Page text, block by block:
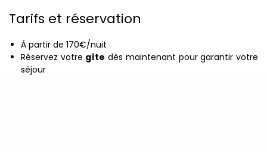
Tarifs et réservation
À partir de 170€/nuit
Réservez votre gîte dès maintenant pour garantir votre
séjour